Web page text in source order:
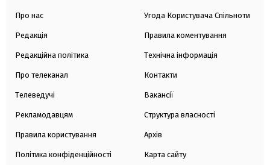
Про нас
Редакція
Редакційна політика
Про телеканал
Телеведучі
Рекламодавцям
Правила користування
Політика конфіденційності
Угода Користувача Спільноти
Правила коментування
Технічна інформація
Контакти
Вакансії
Структура власності
Архів
Карта сайту